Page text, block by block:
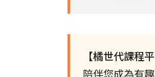
【橘世代課程平
陪伴您成為有